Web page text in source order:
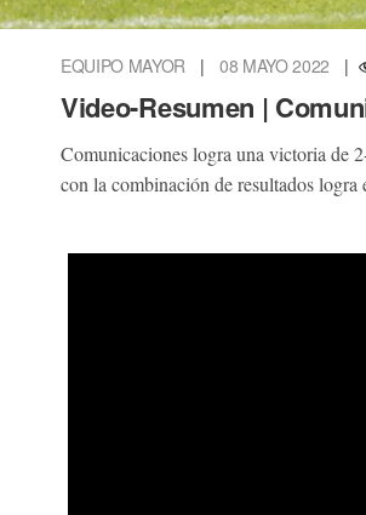
EQUIPO MAYOR | 08 MAYO 2022 |
Video-Resumen |
Comunicaciones logra una victoria de
con la combinación de resultados logra